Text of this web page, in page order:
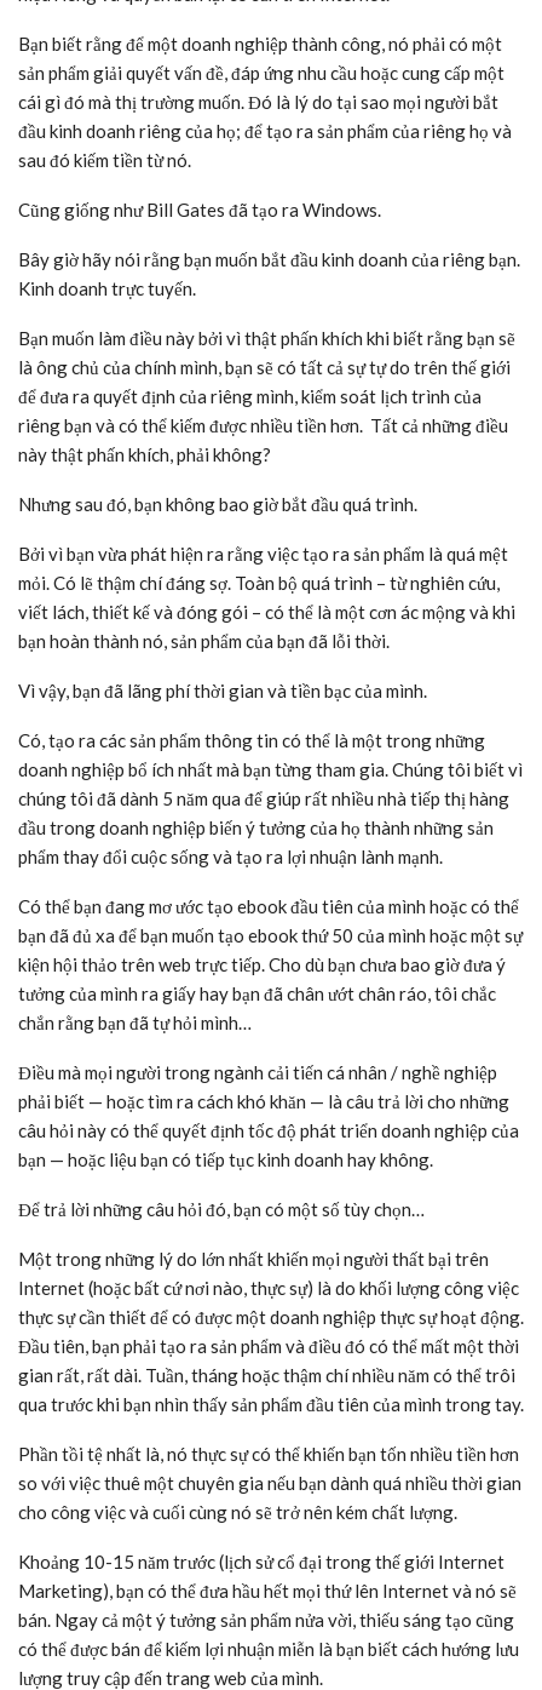
Bạn biết rằng để một doanh nghiệp thành công, nó phải có một
sản phẩm giải quyết vấn đề, đáp ứng nhu cầu hoặc cung cấp một
cái gì đó mà thị trường muốn. Đó là lý do tại sao mọi người bắt
đầu kinh doanh riêng của họ; để tạo ra sản phẩm của riêng họ và
sau đó kiếm tiền từ nó.
Cũng giống như Bill Gates đã tạo ra Windows.
Bây giờ hãy nói rằng bạn muốn bắt đầu kinh doanh của riêng bạn.
Kinh doanh trực tuyến.
Bạn muốn làm điều này bởi vì thật phấn khích khi biết rằng bạn sẽ
là ông chủ của chính mình, bạn sẽ có tất cả sự tự do trên thế giới
để đưa ra quyết định của riêng mình, kiểm soát lịch trình của
riêng bạn và có thể kiếm được nhiều tiền hơn. Tất cả những điều
này thật phấn khích, phải không?
Nhưng sau đó, bạn không bao giờ bắt đầu quá trình.
Bởi vì bạn vừa phát hiện ra rằng việc tạo ra sản phẩm là quá mệt
mỏi. Có lẽ thậm chí đáng sợ. Toàn bộ quá trình – từ nghiên cứu,
viết lách, thiết kế và đóng gói – có thể là một cơn ác mộng và khi
bạn hoàn thành nó, sản phẩm của bạn đã lỗi thời.
Vì vậy, bạn đã lãng phí thời gian và tiền bạc của mình.
Có, tạo ra các sản phẩm thông tin có thể là một trong những
doanh nghiệp bổ ích nhất mà bạn từng tham gia. Chúng tôi biết vì
chúng tôi đã dành 5 năm qua để giúp rất nhiều nhà tiếp thị hàng
đầu trong doanh nghiệp biến ý tưởng của họ thành những sản
phẩm thay đổi cuộc sống và tạo ra lợi nhuận lành mạnh.
Có thể bạn đang mơ ước tạo ebook đầu tiên của mình hoặc có thể
bạn đã đủ xa để bạn muốn tạo ebook thứ 50 của mình hoặc một sự
kiện hội thảo trên web trực tiếp. Cho dù bạn chưa bao giờ đưa ý
tưởng của mình ra giấy hay bạn đã chân ướt chân ráo, tôi chắc
chắn rằng bạn đã tự hỏi mình…
Điều mà mọi người trong ngành cải tiến cá nhân / nghề nghiệp
phải biết — hoặc tìm ra cách khó khăn — là câu trả lời cho những
câu hỏi này có thể quyết định tốc độ phát triển doanh nghiệp của
bạn — hoặc liệu bạn có tiếp tục kinh doanh hay không.
Để trả lời những câu hỏi đó, bạn có một số tùy chọn…
Một trong những lý do lớn nhất khiến mọi người thất bại trên
Internet (hoặc bất cứ nơi nào, thực sự) là do khối lượng công việc
thực sự cần thiết để có được một doanh nghiệp thực sự hoạt động.
Đầu tiên, bạn phải tạo ra sản phẩm và điều đó có thể mất một thời
gian rất, rất dài. Tuần, tháng hoặc thậm chí nhiều năm có thể trôi
qua trước khi bạn nhìn thấy sản phẩm đầu tiên của mình trong tay.
Phần tồi tệ nhất là, nó thực sự có thể khiến bạn tốn nhiều tiền hơn
so với việc thuê một chuyên gia nếu bạn dành quá nhiều thời gian
cho công việc và cuối cùng nó sẽ trở nên kém chất lượng.
Khoảng 10-15 năm trước (lịch sử cổ đại trong thế giới Internet
Marketing), bạn có thể đưa hầu hết mọi thứ lên Internet và nó sẽ
bán. Ngay cả một ý tưởng sản phẩm nửa vời, thiếu sáng tạo cũng
có thể được bán để kiếm lợi nhuận miễn là bạn biết cách hướng lưu
lượng truy cập đến trang web của mình.